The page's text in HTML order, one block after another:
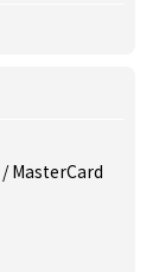
MasterCard